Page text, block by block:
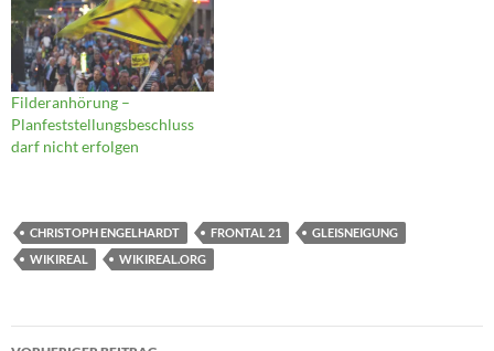
Filderanhörung –
Planfeststellungsbeschluss
darf nicht erfolgen
CHRISTOPH ENGELHARDT FRONTAL 21
GLEISNEIGUNG
WIKIREAL
WIKIREAL.ORG
Beitragsnavigation